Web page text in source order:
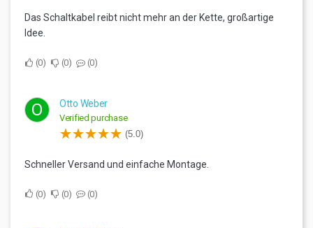
Das Schaltkabel reibt nicht mehr an der Kette, großartige
Idee.
0 0 0
O Otto Weber
Verified purchase
(5.0)
Schneller Versand und einfache Montage.
0 0 0